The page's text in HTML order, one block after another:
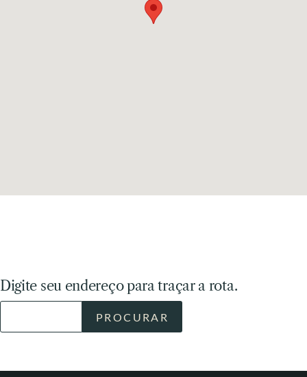
Digite seu endereço para traçar a rota.